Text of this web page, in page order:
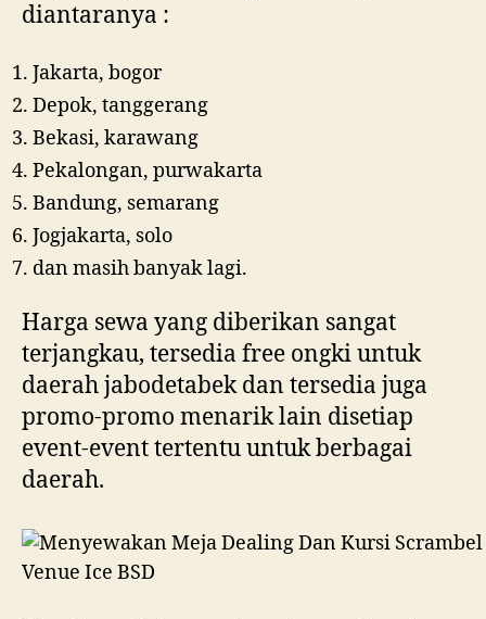
diantaranya :
Jakarta, bogor
Depok, tanggerang
Bekasi, karawang
Pekalongan, purwakarta
Bandung, semarang
Jogjakarta, solo
dan masih banyak lagi.
Harga sewa yang diberikan sangat
terjangkau, tersedia free ongki untuk
daerah jabodetabek dan tersedia juga
promo-promo menarik lain disetiap
event-event tertentu untuk berbagai
daerah.